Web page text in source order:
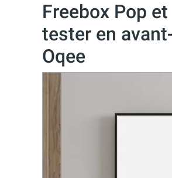
Freebox Pop
tester en
Oqee